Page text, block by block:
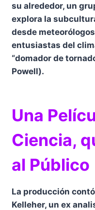
su alrededor, un
explora la
desde
entusiastas del
“domador de
Powell).
Una
Ciencia,
al Público
La producción
Kelleher, un ex